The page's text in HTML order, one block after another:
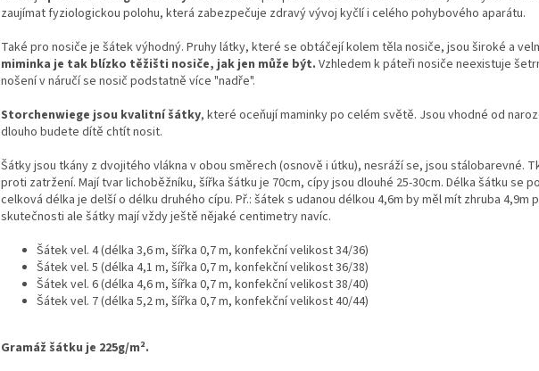
zaujímat fyziologickou polohu, která zabezpečuje zdravý vývoj kyčlí i celého pohybového aparátu.
Také pro nosiče je šátek výhodný. Pruhy látky, které se obtáčejí kolem těla nosiče, jsou široké a
miminka je tak blízko těžišti nosiče, jak jen může být. Vzhledem k páteři nosiče neexistuje
nošení v náručí se nosič podstatně více "nadře".
Storchenwiege jsou kvalitní šátky, které oceňují maminky po celém světě. Jsou vhodné od
dlouho budete dítě chtít nosit.
Šátky jsou tkány z dvojitého vlákna v obou směrech (osnově i útku), nesráží se, jsou stálobarevné.
proti zatržení. Mají tvar lichoběžníku, šířka šátku je 70cm, cípy jsou dlouhé 25-30cm. Délka šátku se
celková délka je delší o délku druhého cípu. Př.: šátek s udanou délkou 4,6m by měl mít zhruba 4,9m
skutečnosti ale šátky mají vždy ještě nějaké centimetry navíc.
Šátek vel. 4 (délka 3,6 m, šířka 0,7 m, konfekční velikost 34/36)
Šátek vel. 5 (délka 4,1 m, šířka 0,7 m, konfekční velikost 36/38)
Šátek vel. 6 (délka 4,6 m, šířka 0,7 m, konfekční velikost 38/40)
Šátek vel. 7 (délka 5,2 m, šířka 0,7 m, konfekční velikost 40/44)
Gramáž šátku je 225g/m².